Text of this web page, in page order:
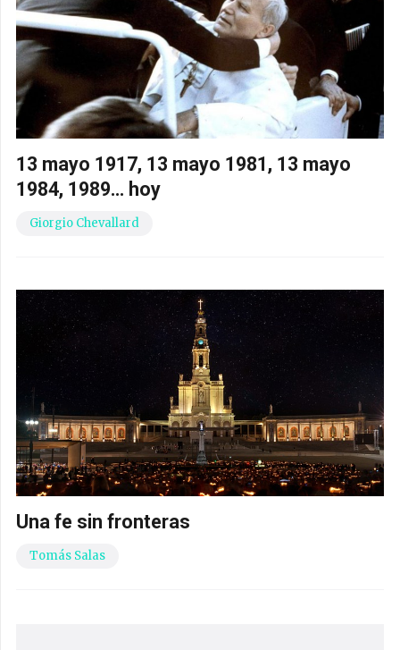
13 mayo 1917, 13 mayo 1981, 13 mayo
1984, 1989… hoy
Giorgio Chevallard
Una fe sin fronteras
Tomás Salas